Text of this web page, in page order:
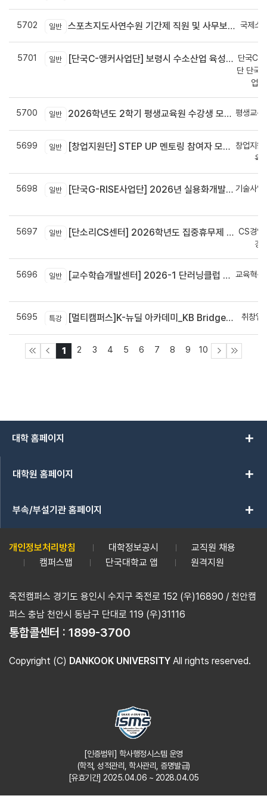
5702 일반 스포츠지도사연수원 기간제 직원 및 사무보조원 채용 공고 국제스
5701 일반 [단국C-앵커사업단] 보령시 수소산업 육성을 위한 기업 지원사업 모집공고
단국C-
단 단국
업
5700 일반 2026학년도 2학기 평생교육원 수강생 모집안내 평생교육
5699 일반 [창업지원단] STEP UP 멘토링 참여자 모집(~7월 29일)
창업지원
육
5698 일반 [단국G-RISE사업단] 2026년 실용화개발 지원(Grant) 과제 공고_~8/14(금)까지
기술사업
5697 일반 [단소리CS센터] 2026학년도 집중휴무제 안내 (EMS 및 이메일 발송 접수기한 : 7/24(금) 오후 12시까지)
CS경영
경
5696 일반 [교수학습개발센터] 2026-1 단러닝클럽 Best Practice 공모전 결과 안내
교육혁신
5695 특강 [멀티캠퍼스]K-뉴딜 아카데미_KB Bridge 과정 취창업
1 2 3 4 5 6 7 8 9 10
대학 홈페이지 add
대학원 홈페이지 add
부속/부설기관 홈페이지 add
개인정보처리방침 대학정보공시
교직원 채용
캠퍼스맵
단국대학교 앱 원격지원
죽전캠퍼스 경기도 용인시 수지구 죽전로 152 (우)16890 / 천안캠
퍼스 충남 천안시 동남구 단대로 119 (우)31116
통합콜센터 : 1899-3700
Copyright (C) DANKOOK UNIVERSITY All rights reserved.
[인증범위] 학사행정시스템 운영
(학적, 성적관리, 학사관리, 증명발급)
[유효기간] 2025.04.06 ~ 2028.04.05